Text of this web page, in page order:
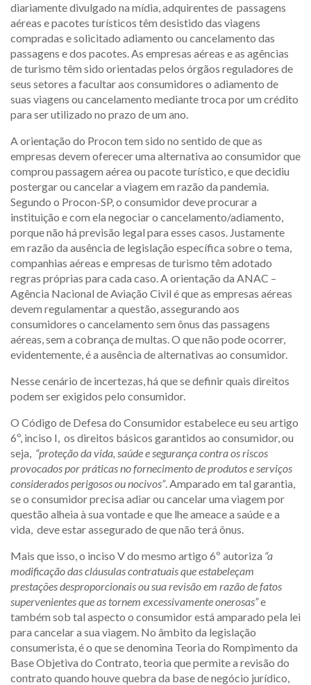
diariamente divulgado na mídia, adquirentes de passagens
aéreas e pacotes turísticos têm desistido das viagens
compradas e solicitado adiamento ou cancelamento das
passagens e dos pacotes. As empresas aéreas e as agências
de turismo têm sido orientadas pelos órgãos reguladores de
seus setores a facultar aos consumidores o adiamento de
suas viagens ou cancelamento mediante troca por um crédito
para ser utilizado no prazo de um ano.
A orientação do Procon tem sido no sentido de que as
empresas devem oferecer uma alternativa ao consumidor que
comprou passagem aérea ou pacote turístico, e que decidiu
postergar ou cancelar a viagem em razão da pandemia.
Segundo o Procon-SP, o consumidor deve procurar a
instituição e com ela negociar o cancelamento/adiamento,
porque não há previsão legal para esses casos. Justamente
em razão da ausência de legislação específica sobre o tema,
companhias aéreas e empresas de turismo têm adotado
regras próprias para cada caso. A orientação da ANAC –
Agência Nacional de Aviação Civil é que as empresas aéreas
devem regulamentar a questão, assegurando aos
consumidores o cancelamento sem ônus das passagens
aéreas, sem a cobrança de multas. O que não pode ocorrer,
evidentemente, é a ausência de alternativas ao consumidor.
Nesse cenário de incertezas, há que se definir quais direitos
podem ser exigidos pelo consumidor.
O Código de Defesa do Consumidor estabelece eu seu artigo
6º, inciso I, os direitos básicos garantidos ao consumidor, ou
seja, “proteção da vida, saúde e segurança contra os riscos
provocados por práticas no fornecimento de produtos e serviços
considerados perigosos ou nocivos”. Amparado em tal garantia,
se o consumidor precisa adiar ou cancelar uma viagem por
questão alheia à sua vontade e que lhe ameace a saúde e a
vida, deve estar assegurado de que não terá ônus.
Mais que isso, o inciso V do mesmo artigo 6º autoriza “a
modificação das cláusulas contratuais que estabeleçam
prestações desproporcionais ou sua revisão em razão de fatos
supervenientes que as tornem excessivamente onerosas”e
também sob tal aspecto o consumidor está amparado pela lei
para cancelar a sua viagem. No âmbito da legislação
consumerista, é o que se denomina Teoria do Rompimento da
Base Objetiva do Contrato, teoria que permite a revisão do
contrato quando houve quebra da base de negócio jurídico,